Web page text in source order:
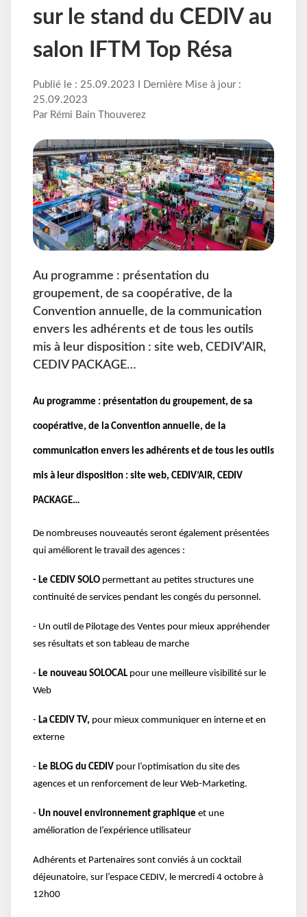
sur le stand du CEDIV au
salon IFTM Top Résa
Publié le : 25.09.2023 I Dernière Mise à jour :
25.09.2023
Par Rémi Bain Thouverez
Au programme : présentation du
groupement, de sa coopérative, de la
Convention annuelle, de la communication
envers les adhérents et de tous les outils
mis à leur disposition : site web, CEDIV’AIR,
CEDIV PACKAGE…
Au programme : présentation du groupement, de sa
coopérative, de la Convention annuelle, de la
communication envers les adhérents et de tous les outils
mis à leur disposition : site web, CEDIV’AIR, CEDIV
PACKAGE…
De nombreuses nouveautés seront également présentées
qui améliorent le travail des agences :
- Le CEDIV SOLO permettant au petites structures une
continuité de services pendant les congés du personnel.
- Un outil de Pilotage des Ventes pour mieux appréhender
ses résultats et son tableau de marche
- Le nouveau SOLOCALpour une meilleure visibilité sur le
Web
- La CEDIV TV, pour mieux communiquer en interne et en
externe
- Le BLOG du CEDIV pour l’optimisation du site des
agences et un renforcement de leur Web-Marketing.
- Un nouvel environnement graphique et une
amélioration de l’expérience utilisateur
Adhérents et Partenaires sont conviés à un cocktail
déjeunatoire, sur l’espace CEDIV, le mercredi 4 octobre à
12h00